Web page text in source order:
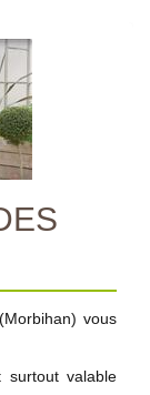
vous
surtout valable